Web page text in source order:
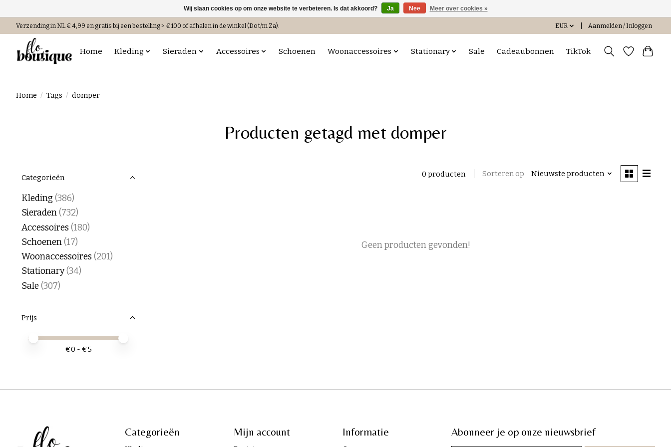
Verzending in NL € 4,99 en gratis bij een bestelling > € 100 of afhalen in de winkel (Do t/m Za). EUR Aanmelden / Inloggen
Home Kleding Sieraden Accessoires Schoenen Woonaccessoires Stationary Sale Cadeaubonnen TikTok
Home / Tags / domper
Producten getagd met domper
Categorieën
Kleding(386)
Sieraden(732)
Accessoires (180)
Schoenen(17)
Woonaccessoires (201)
Stationary(34)
Sale(307)
Prijs
Minimale prijswaarde
Price maximum value
€0 - €5
0 producten Sorteren op Nieuwste producten
Geen producten gevonden!
Categorieën Mijn account Informatie Abonneer je op onze nieuwsbrief
Wij slaan cookies op om onze website te verbeteren. Is dat akkoord? Ja Nee Meer over cookies »